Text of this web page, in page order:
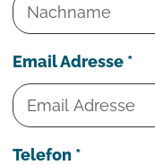
Email Adresse *
Telefon *